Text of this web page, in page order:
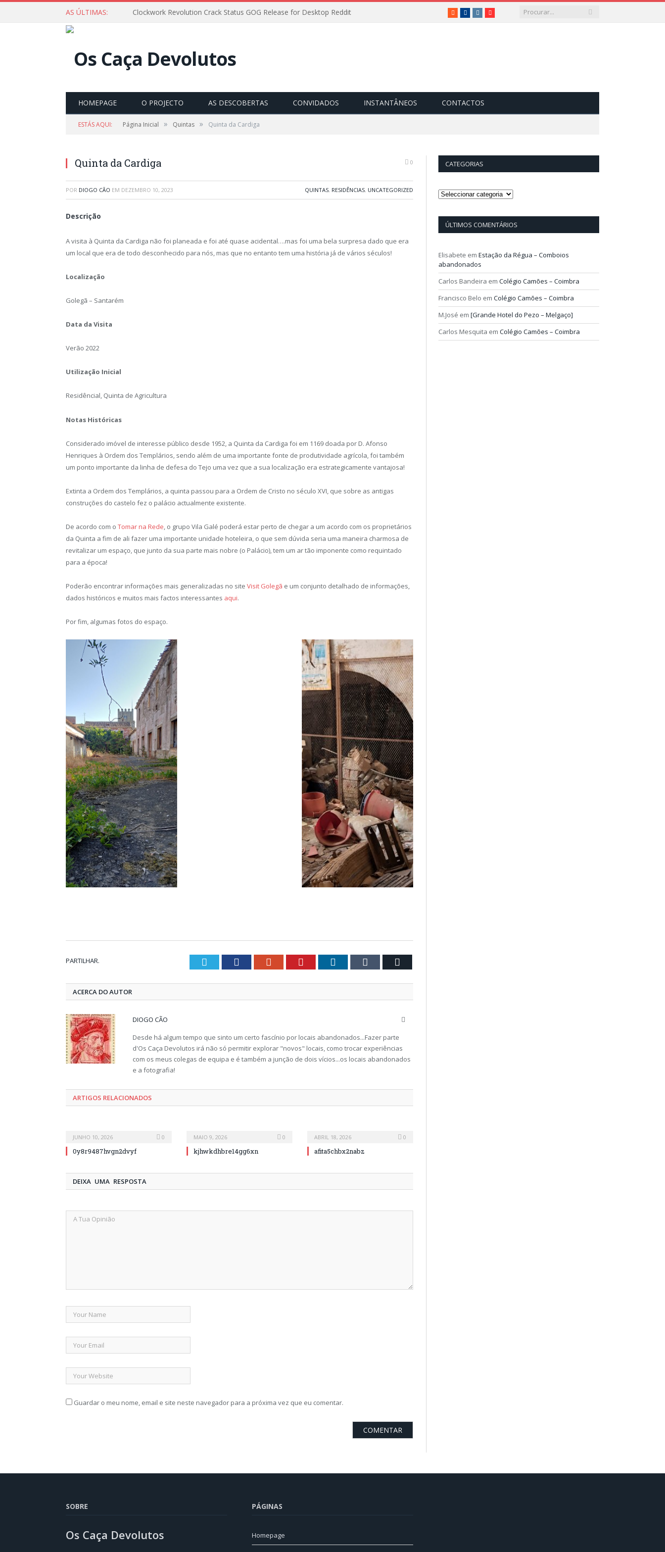
AS ÚLTIMAS: Clockwork Revolution Crack Status GOG Release for Desktop Reddit RSS FacebookInstagram
Vimeo
HOMEPAGE O PROJECTO AS DESCOBERTAS CONVIDADOS INSTANTÂNEOS CONTACTOS
ESTÁS AQUI: Página Inicial » Quintas » Quinta da Cardiga
Quinta da Cardiga 0
POR DIOGO CÃO EM DEZEMBRO 10, 2023 QUINTAS, RESIDÊNCIAS, UNCATEGORIZED
Descrição
A visita à Quinta da Cardiga não foi planeada e foi até quase acidental….mas foi uma bela surpresa dado que era
um local que era de todo desconhecido para nós, mas que no entanto tem uma história já de vários séculos!
Localização
Golegã – Santarém
Data da Visita
Verão 2022
Utilização Inicial
Residêncial, Quinta de Agricultura
Notas Históricas
Considerado imóvel de interesse público desde 1952, a Quinta da Cardiga foi em 1169 doada por D. Afonso
Henriques à Ordem dos Templários, sendo além de uma importante fonte de produtividade agrícola, foi também
um ponto importante da linha de defesa do Tejo uma vez que a sua localização era estrategicamente vantajosa!
Extinta a Ordem dos Templários, a quinta passou para a Ordem de Cristo no século XVI, que sobre as antigas
construções do castelo fez o palácio actualmente existente.
De acordo com o Tomar na Rede, o grupo Vila Galé poderá estar perto de chegar a um acordo com os proprietários
da Quinta a fim de ali fazer uma importante unidade hoteleira, o que sem dúvida seria uma maneira charmosa de
revitalizar um espaço, que junto da sua parte mais nobre (o Palácio), tem um ar tão imponente como requintado
para a época!
Poderão encontrar informações mais generalizadas no site Visit Golegã e um conjunto detalhado de informações,
dados históricos e muitos mais factos interessantes aqui.
Por fim, algumas fotos do espaço.
PARTILHAR. Twitter Facebook Google+ Pinterest LinkedIn Tumblr
ACERCA DO AUTOR
DIOGO CÃO
Desde há algum tempo que sinto um certo fascínio por locais abandonados...Fazer parte
d'Os Caça Devolutos irá não só permitir explorar "novos" locais, como trocar experiências
com os meus colegas de equipa e é também a junção de dois vícios...os locais abandonados
e a fotografia!
ARTIGOS RELACIONADOS
JUNHO 10, 2026 0
0y8r9487hvgn2dvyf
MAIO 9, 2026 0
kjhwkdhbre14gg6xn
ABRIL 18, 2026 0
afita5chbx2nabz
DEIXA UMA RESPOSTA
Guardar o meu nome, email e site neste navegador para a próxima vez que eu comentar.
CATEGORIAS
Categorias
ÚLTIMOS COMENTÁRIOS
Elisabete em Estação da Régua – Comboios
abandonados
Carlos Bandeira em Colégio Camões – Coimbra
Francisco Belo em Colégio Camões – Coimbra
M.José em [Grande Hotel do Pezo – Melgaço]
Carlos Mesquita em Colégio Camões – Coimbra
SOBRE
Os Caça Devolutos
PÁGINAS
Homepage